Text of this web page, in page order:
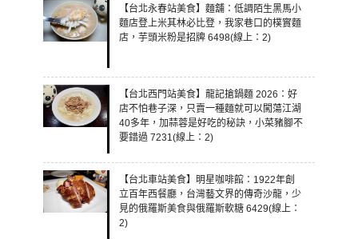
【台北永春站美食】麵舖：低調陌生黑馬小
麵店登上米其林必比登，我家巷口的樸實麵
店，芋頭米粉是招牌 6498(線上：2)
【台北西門站美食】龍記搶鍋麵 2026：好
店不怕巷子深，只賣一種麵就可以闖蕩江湖
40多年，加蒜蓉是好吃的秘訣，小菜豬腳不
要錯過 7231(線上：2)
【台北車站美食】明星咖啡館：1922年創
立百年西餐廳，台灣藝文界的傳奇沙龍，少
見的俄羅斯美食與俄羅斯軟糖 6429(線上：
2)